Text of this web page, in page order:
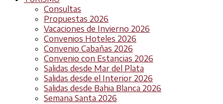
Consultas
Propuestas 2026
Vacaciones de Invierno 2026
Convenios Hoteles 2026
Convenio Cabañas 2026
Convenio con Estancias 2026
Salidas desde Mar del Plata
Salidas desde el Interior 2026
Salidas desde Bahia Blanca 2026
Semana Santa 2026